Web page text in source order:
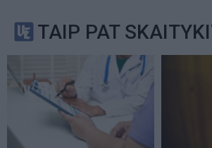
TAIP PAT